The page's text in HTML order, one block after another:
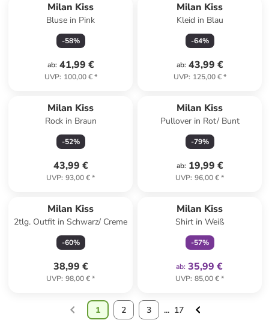
Milan Kiss
Bluse in Pink
-58%
ab: 41,99 €
UVP: 100,00 €*
Milan Kiss
Kleid in Blau
-64%
ab: 43,99 €
UVP: 125,00 €*
Milan Kiss
Rock in Braun
-52%
43,99 €
UVP: 93,00 €*
Milan Kiss
Pullover in Rot/ Bunt
-79%
ab: 19,99 €
UVP: 96,00 €*
Milan Kiss
2tlg. Outfit in Schwarz/ Creme
-60%
38,99 €
UVP: 98,00 €*
Milan Kiss
Shirt in Weiß
-57%
ab: 35,99 €
UVP: 85,00 €*
1 2 3 ... 17